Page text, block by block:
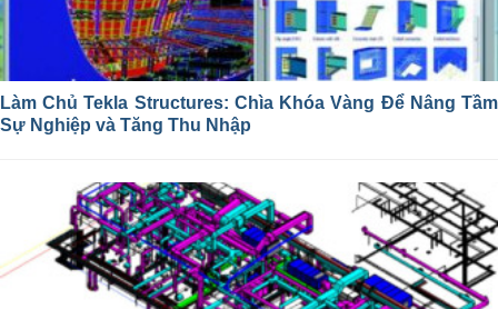
Làm Chủ Tekla Structures: Chìa Khóa Vàng Để Nâng Tầm
Sự Nghiệp và Tăng Thu Nhập